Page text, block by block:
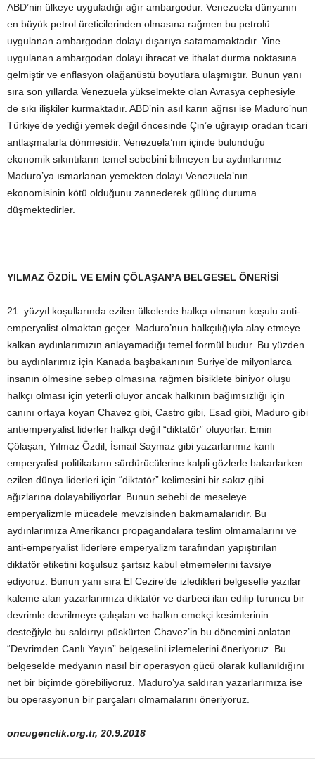
ABD’nin ülkeye uyguladığı ağır ambargodur. Venezuela dünyanın
en büyük petrol üreticilerinden olmasına rağmen bu petrolü
uygulanan ambargodan dolayı dışarıya satamamaktadır. Yine
uygulanan ambargodan dolayı ihracat ve ithalat durma noktasına
gelmiştir ve enflasyon olağanüstü boyutlara ulaşmıştır. Bunun yanı
sıra son yıllarda Venezuela yükselmekte olan Avrasya cephesiyle
de sıkı ilişkiler kurmaktadır. ABD’nin asıl karın ağrısı ise Maduro’nun
Türkiye’de yediği yemek değil öncesinde Çin’e uğrayıp oradan ticari
antlaşmalarla dönmesidir. Venezuela’nın içinde bulunduğu
ekonomik sıkıntıların temel sebebini bilmeyen bu aydınlarımız
Maduro’ya ısmarlanan yemekten dolayı Venezuela’nın
ekonomisinin kötü olduğunu zannederek gülünç duruma
düşmektedirler.
YILMAZ ÖZDİL VE EMİN ÇÖLAŞAN’A BELGESEL ÖNERİSİ
21. yüzyıl koşullarında ezilen ülkelerde halkçı olmanın koşulu anti-
emperyalist olmaktan geçer. Maduro’nun halkçılığıyla alay etmeye
kalkan aydınlarımızın anlayamadığı temel formül budur. Bu yüzden
bu aydınlarımız için Kanada başbakanının Suriye’de milyonlarca
insanın ölmesine sebep olmasına rağmen bisiklete biniyor oluşu
halkçı olması için yeterli oluyor ancak halkının bağımsızlığı için
canını ortaya koyan Chavez gibi, Castro gibi, Esad gibi, Maduro gibi
antiemperyalist liderler halkçı değil “diktatör” oluyorlar. Emin
Çölaşan, Yılmaz Özdil, İsmail Saymaz gibi yazarlarımız kanlı
emperyalist politikaların sürdürücülerine kalpli gözlerle bakarlarken
ezilen dünya liderleri için “diktatör” kelimesini bir sakız gibi
ağızlarına dolayabiliyorlar. Bunun sebebi de meseleye
emperyalizmle mücadele mevzisinden bakmamalarıdır. Bu
aydınlarımıza Amerikancı propagandalara teslim olmamalarını ve
anti-emperyalist liderlere emperyalizm tarafından yapıştırılan
diktatör etiketini koşulsuz şartsız kabul etmemelerini tavsiye
ediyoruz. Bunun yanı sıra El Cezire’de izledikleri belgeselle yazılar
kaleme alan yazarlarımıza diktatör ve darbeci ilan edilip turuncu bir
devrimle devrilmeye çalışılan ve halkın emekçi kesimlerinin
desteğiyle bu saldırıyı püskürten Chavez’in bu dönemini anlatan
“Devrimden Canlı Yayın” belgeselini izlemelerini öneriyoruz. Bu
belgeselde medyanın nasıl bir operasyon gücü olarak kullanıldığını
net bir biçimde görebiliyoruz. Maduro’ya saldıran yazarlarımıza ise
bu operasyonun bir parçaları olmamalarını öneriyoruz.
oncugenclik.org.tr, 20.9.2018